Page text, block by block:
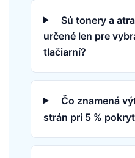
Sú tonery a
určené len pre
tlačiarní?
Čo znamená
strán pri 5 %